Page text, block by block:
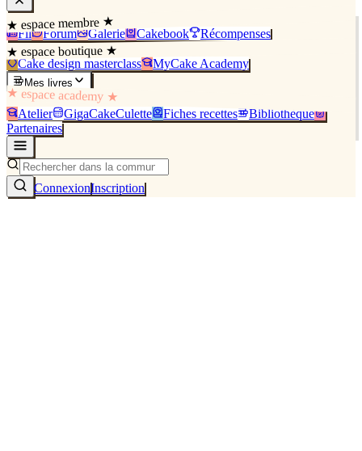
★ espace membre ★
Fil Forum Galerie Cakebook Récompenses
★ espace boutique ★
Cake design masterclass MyCake Academy
Mes livres
★ espace academy ★
Atelier GigaCakeCulette Fiches recettes
Bibliothèque
Partenaires
ConnexionInscription